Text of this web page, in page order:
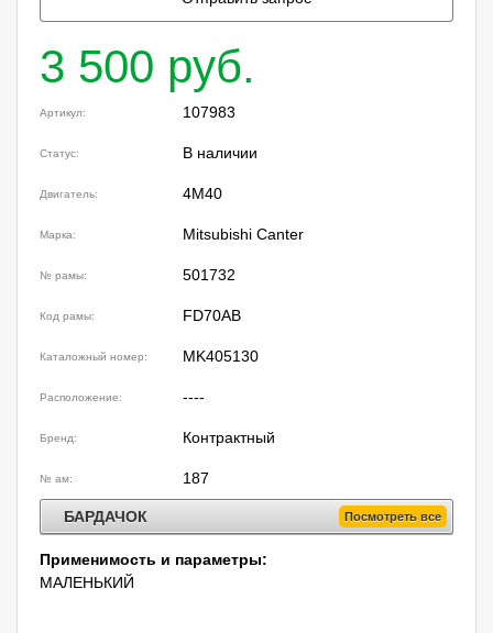
3 500 руб.
Артикул: 107983
Статус: В наличии
Двигатель: 4M40
Марка: Mitsubishi Canter
№ рамы: 501732
Код рамы: FD70AB
Каталожный номер: MK405130
Расположение: ----
Бренд: Контрактный
№ ам: 187
БАРДАЧОК Посмотреть все
Применимость и параметры:
МАЛЕНЬКИЙ